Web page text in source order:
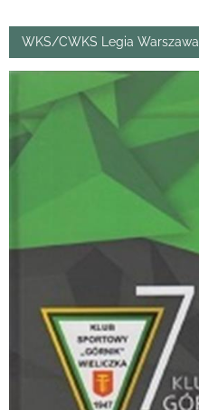
WKS/CWKS Legia Warszawa